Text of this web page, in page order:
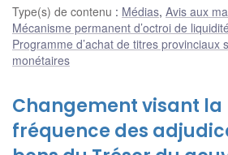
Type(s) de contenu : Médias, Avis aux
Mécanisme permanent d’octroi de
Programme d’achat de titres provinciaux
monétaires
Changement visant la
fréquence des